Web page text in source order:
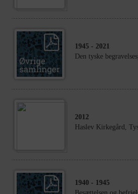
1945 - 2021
Den tyske
2012
Haslev Kirkegård,
1940 - 1945